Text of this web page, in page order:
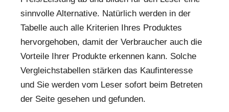
sinnvolle Alternative. Natürlich werden in der
Tabelle auch alle Kriterien Ihres Produktes
hervorgehoben, damit der Verbraucher auch die
Vorteile Ihrer Produkte erkennen kann. Solche
Vergleichstabellen stärken das Kaufinteresse
und Sie werden vom Leser sofort beim Betreten
der Seite gesehen und gefunden.